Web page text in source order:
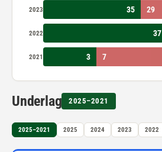
2023 35 29
2022 37
2021 3 7
Underlag 2025–2021
2025–2021 2025 2024 2023 2022